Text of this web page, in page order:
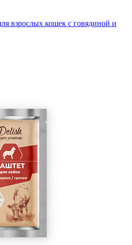
взрослых кошек с говядиной и